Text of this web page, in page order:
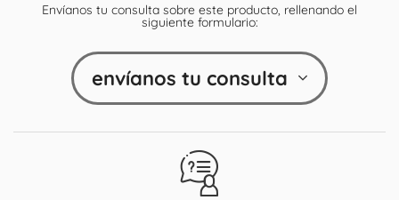
Envíanos tu consulta sobre este producto, rellenando el
siguiente formulario:
envíanos tu consulta